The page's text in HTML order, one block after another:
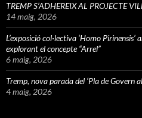
TREMP S’ADHEREIX AL PROJECTE
14 maig, 2026
L’exposició col·lectiva ‘Homo
explorant el concepte “Arrel”
6 maig, 2026
Tremp, nova parada del ‘Pla de Govern
4 maig, 2026